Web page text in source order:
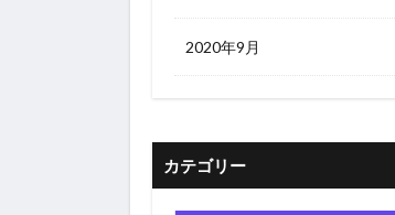
2020年9月
カテゴリー